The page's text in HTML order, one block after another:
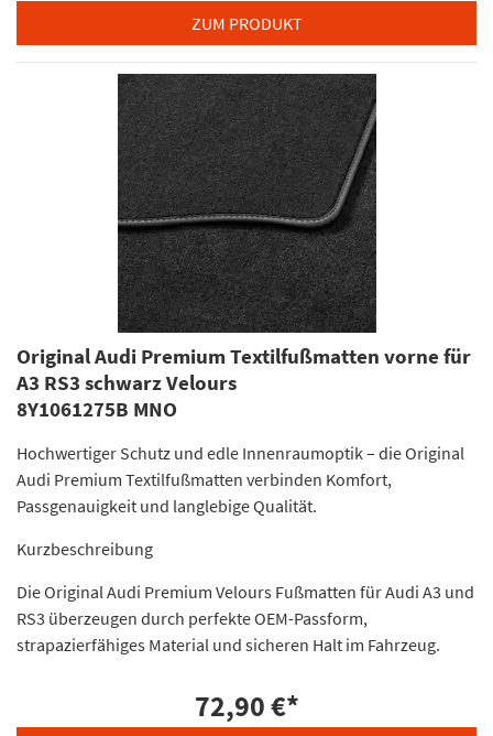
ZUM PRODUKT
Original Audi Premium Textilfußmatten vorne für
A3 RS3 schwarz Velours
8Y1061275B MNO
Hochwertiger Schutz und edle Innenraumoptik – die Original
Audi Premium Textilfußmatten verbinden Komfort,
Passgenauigkeit und langlebige Qualität.
Kurzbeschreibung
Die Original Audi Premium Velours Fußmatten für Audi A3 und
RS3 überzeugen durch perfekte OEM-Passform,
strapazierfähiges Material und sicheren Halt im Fahrzeug.
72,90 €*